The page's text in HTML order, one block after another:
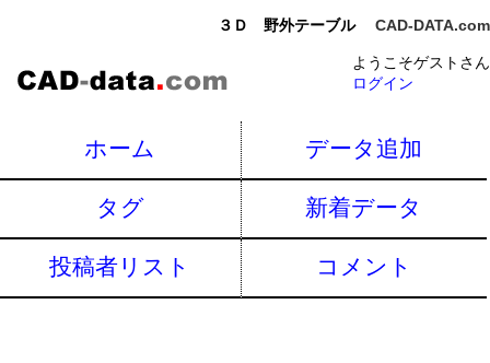
３Ｄ 野外テーブル CAD-DATA.com
ようこそゲストさん
ログイン
ホーム データ追加
タグ 新着データ
投稿者リスト コメント